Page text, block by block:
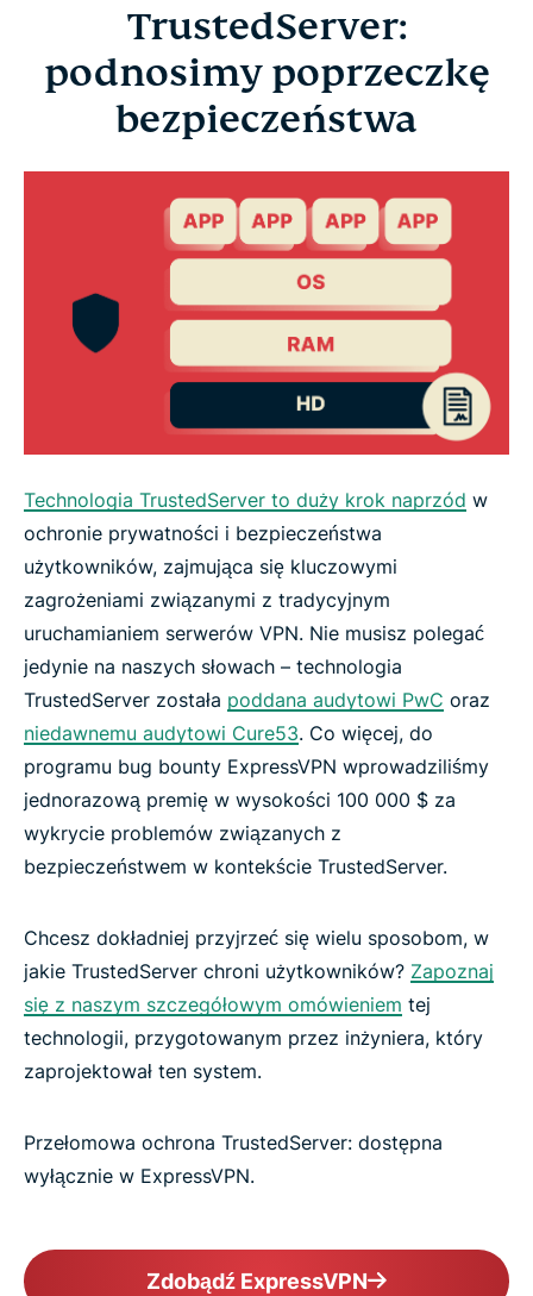
TrustedServer:
podnosimy poprzeczkę
bezpieczeństwa
Technologia TrustedServer to duży krok naprzód w
ochronie prywatności i bezpieczeństwa
użytkowników, zajmująca się kluczowymi
zagrożeniami związanymi z tradycyjnym
uruchamianiem serwerów VPN. Nie musisz polegać
jedynie na naszych słowach – technologia
TrustedServer została poddana audytowi PwC oraz
niedawnemu audytowi Cure53. Co więcej, do
programu bug bounty ExpressVPN wprowadziliśmy
jednorazową premię w wysokości 100 000 $ za
wykrycie problemów związanych z
bezpieczeństwem w kontekście TrustedServer.
Chcesz dokładniej przyjrzeć się wielu sposobom, w
jakie TrustedServer chroni użytkowników? Zapoznaj
się z naszym szczegółowym omówieniem tej
technologii, przygotowanym przez inżyniera, który
zaprojektował ten system.
Przełomowa ochrona TrustedServer: dostępna
wyłącznie w ExpressVPN.
Zdobądź ExpressVPN